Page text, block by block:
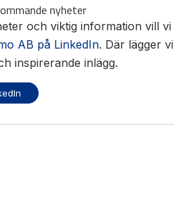
nyheter
och viktig information vill vi
AB på LinkedIn. Där lägger vi
inspirerande inlägg.